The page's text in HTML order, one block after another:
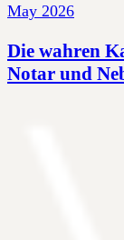
May 2026
Die wahren
Notar und